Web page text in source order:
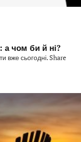
а чом би й ні?
вже сьогодні. Share